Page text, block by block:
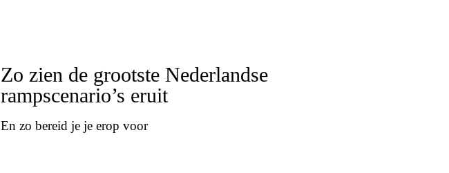
Zo zien de grootste Nederlandse
rampscenario’s eruit
En zo bereid je je erop voor